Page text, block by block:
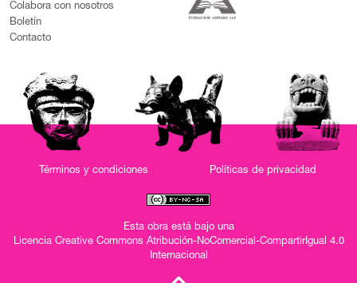
Colabora con nosotros
Boletín
Contacto
Términos y condiciones Políticas de privacidad
Esta obra está bajo una
Licencia Creative Commons Atribución-NoComercial-CompartirIgual 4.0
Internacional